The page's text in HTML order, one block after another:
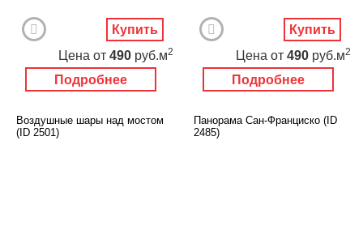
Подробнее
Цена от 490 руб.м2
Купить
Подробнее
Цена от 490 руб.м2
Купить
Воздушные шары над мостом
(ID 2501)
Панорама Сан-Франциско (ID
2485)